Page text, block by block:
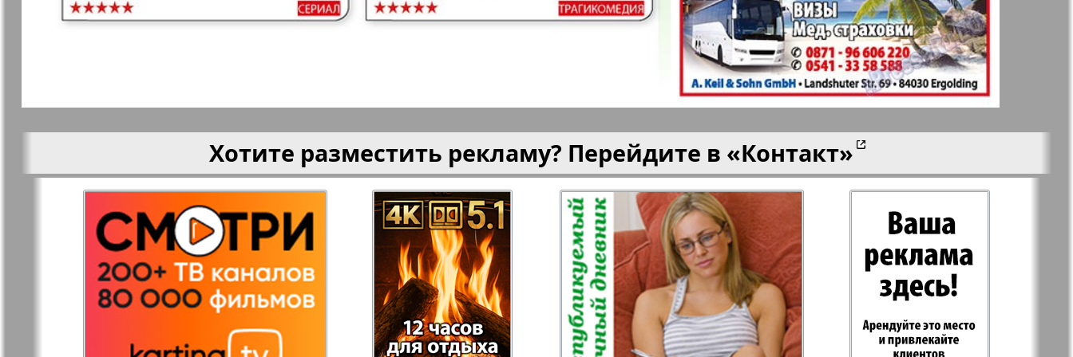
Kurorte aktuell LDK по-русски
Le Voyageur Life in Франкфурт М-City Маяк Португалии Мила
здоровья
МК Испания Мост-Израиль Мюнхен-сити
My City Frankfurt
am Main
Наш Иерусалим Наш мир
Наша Газета
Италия
Наша Газета
Ирландия
Наша марка
Наше Турбюро Нескучная газета Новая Wолна Норд
Хотите разместить рекламу? Перейдите в «Контакт»